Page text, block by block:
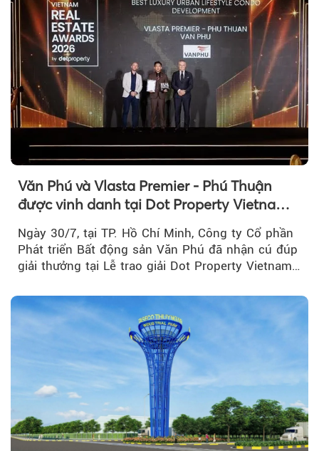
Văn Phú và Vlasta Premier - Phú Thuận
được vinh danh tại Dot Property Vietnam
Real Estate Awards 2026
Ngày 30/7, tại TP. Hồ Chí Minh, Công ty Cổ phần
Phát triển Bất động sản Văn Phú đã nhận cú đúp
giải thưởng tại Lễ trao giải Dot Property Vietnam